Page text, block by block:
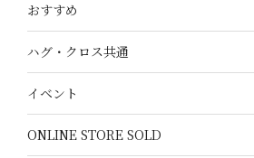
おすすめ
ハグ・クロス共通
イベント
ONLINE STORE SOLD